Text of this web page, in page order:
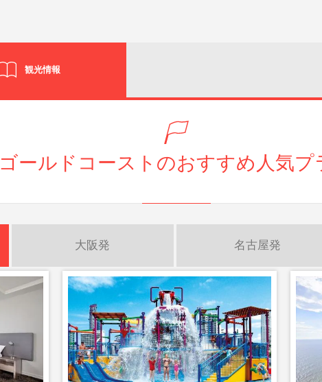
観光情報
ゴールドコーストのおすすめ人気プ
大阪発 名古屋発